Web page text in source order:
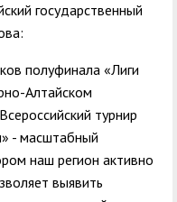
государственный
полуфинала «Лиги
Алтайском
турнир
- масштабный
наш регион активно
выявить